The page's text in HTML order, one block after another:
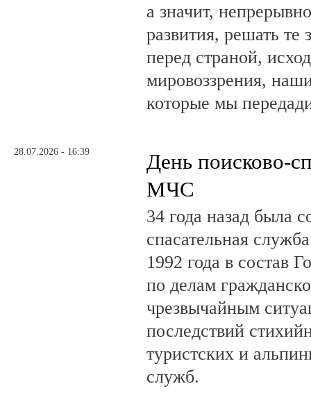
а значит,
развития, решать те
перед страной,
мировоззрения,
которые мы
28.07.2026 - 16:39
День поисково-
МЧС
34 года назад была
спасательная
1992 года в состав
по делам
чрезвычайным
последствий
туристских и
служб.